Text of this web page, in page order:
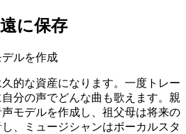
に保存
ルを作成
的な資産になります。一度トレー
分の声でどんな曲も歌えます。親
モデルを作成し、祖父母は将来の
、ミュージシャンはボーカルスタ